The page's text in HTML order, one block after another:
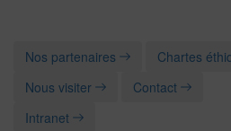
Nos partenaires
Chartes
Nous visiter
Contact
Intranet